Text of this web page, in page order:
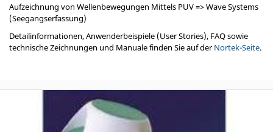
Aufzeichnung von Wellenbewegungen Mittels PUV => Wave Systems
(Seegangserfassung)
Detailinformationen, Anwenderbeispiele (User Stories), FAQ sowie
technische Zeichnungen und Manuale finden Sie auf derNortek-Seite.